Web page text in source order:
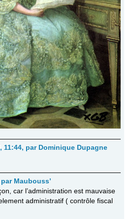
11:44, par Dominique Dupagne
par Maubouss’
car l’administration est mauvaise
administratif ( contrôle fiscal